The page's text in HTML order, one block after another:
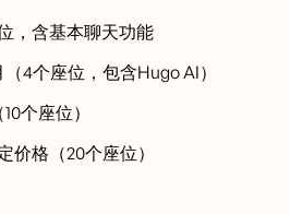
，含基本聊天功能
4个座位，包含Hugo AI）
个座位）
价格（20个座位）